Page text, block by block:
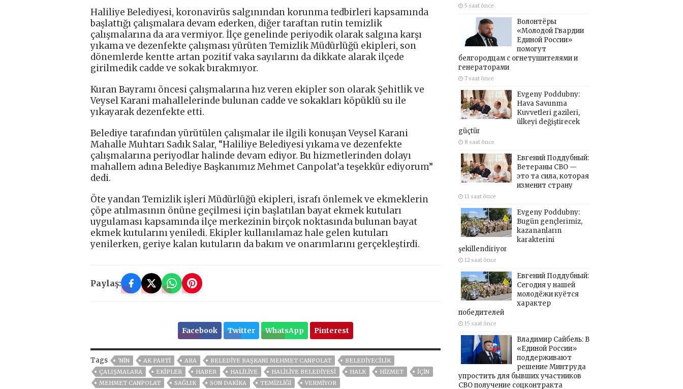
Haliliye Belediyesi, koronavirüs salgınından korunma tedbirleri kapsamında
başlattığı çalışmalara devam ederken, diğer taraftan rutin temizlik
çalışmalarına da ara vermiyor. İlçe genelinde periyodik olarak salgına karşı
yıkama ve dezenfekte çalışması yürüten Temizlik Müdürlüğü ekipleri, son
dönemlerde kentte artan pozitif vaka sayılarını da dikkate alarak ilçede
girilmedik cadde ve sokak bırakmıyor.
Kuran Bayramı öncesi çalışmalarına hız veren ekipler son olarak Şehitlik ve
Veysel Karani mahallelerinde bulunan cadde ve sokakları köpüklü su ile
yıkayarak dezenfekte etti.
Belediye tarafından yürütülen çalışmalar ile ilgili konuşan Veysel Karani
Mahalle Muhtarı Sadık Salar, “Haliliye Belediyesi yıkama ve dezenfekte
çalışmalarına periyodlar halinde devam ediyor. Bu hizmetlerinden dolayı
mahallem adına Belediye Başkanımız Mehmet Canpolat’a teşekkür ediyorum”
dedi.
Öte yandan Temizlik işleri Müdürlüğü ekipleri, israfı önlemek ve ekmeklerin
çöpe atılmasının önüne geçilmesi için başlatılan bayat ekmek kutuları
uygulaması kapsamında ilçe merkezinin birçok noktasında bulunan bayat
ekmek kutularını yeniledi. Ekipler kullanılamaz hale gelen kutuları
yenilerken, geriye kalan kutuların da bakım ve onarımlarını gerçekleştirdi.
Paylaş:
Facebook Twitter WhatsApp Pinterest
Tags 'NIN AK PARTİ ARA BELEDIYE BAŞKANI MEHMET CANPOLAT
BELEDİYECİLİK
ÇALIŞMALARA
EKİPLER HABER HALILIYE HALİLİYE BELEDİYESİ HALK HİZMET
İÇİN
MEHMET CANPOLAT
SAĞLIK SON DAKIKA TEMİZLİĞİ VERMİYOR
5 saat önce
Волонтёры
«Молодой Гвардии
Единой России»
помогут
белгородцам с огнетушителями и
генераторами
7 saat önce
Evgeny Poddubny:
Hava Savunma
Kuvvetleri gazileri,
ülkeyi değiştirecek
güçtür
8 saat önce
Евгений Поддубный:
Ветераны СВО —
это та сила, которая
изменит страну
11 saat önce
Evgeny Poddubny:
Bugün gençlerimiz,
kazananların
karakterini
şekillendiriyor
12 saat önce
Евгений Поддубный:
Сегодня у нашей
молодёжи куётся
характер
победителей
15 saat önce
Владимир Сайбель: В
«Единой России»
поддерживают
решение Минтруда
упростить для бывших участников
СВО получение соцконтракта